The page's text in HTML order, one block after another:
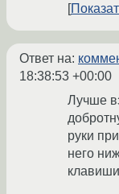
Ответ на:
18:38:53 +00:00
Лучше
руки
него